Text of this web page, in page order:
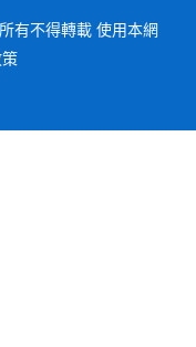
有不得轉載 使用本網